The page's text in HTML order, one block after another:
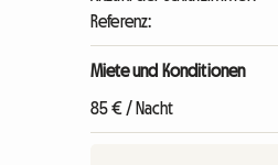
Referenz:
Miete und Konditionen
85 € / Nacht